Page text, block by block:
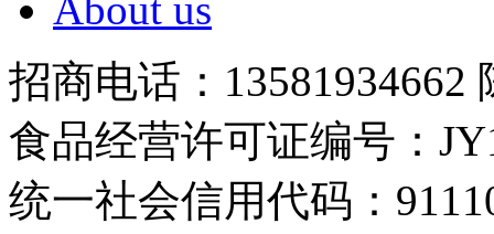
招商电话：13581934662
食品经营许可证编号：
统一社会信用代码：